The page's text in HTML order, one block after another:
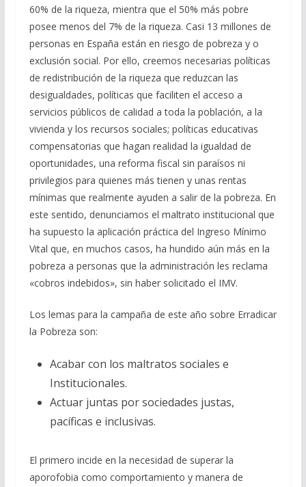
60% de la riqueza, mientra que el 50% más pobre
posee menos del 7% de la riqueza. Casi 13 millones de
personas en España están en riesgo de pobreza y o
exclusión social. Por ello, creemos necesarias políticas
de redistribución de la riqueza que reduzcan las
desigualdades, políticas que faciliten el acceso a
servicios públicos de calidad a toda la población, a la
vivienda y los recursos sociales; políticas educativas
compensatorias que hagan realidad la igualdad de
oportunidades, una reforma fiscal sin paraísos ni
privilegios para quienes más tienen y unas rentas
mínimas que realmente ayuden a salir de la pobreza. En
este sentido, denunciamos el maltrato institucional que
ha supuesto la aplicación práctica del Ingreso Mínimo
Vital que, en muchos casos, ha hundido aún más en la
pobreza a personas que la administración les reclama
«cobros indebidos», sin haber solicitado el IMV.
Los lemas para la campaña de este año sobre Erradicar
la Pobreza son:
Acabar con los maltratos sociales e
Institucionales.
Actuar juntas por sociedades justas,
pacíficas e inclusivas.
El primero incide en la necesidad de superar la
aporofobia como comportamiento y manera de